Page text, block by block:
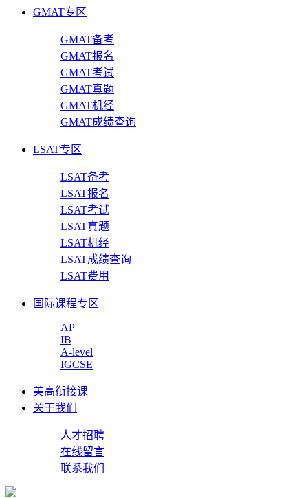
GMAT专区
GMAT备考
GMAT报名
GMAT考试
GMAT真题
GMAT机经
GMAT成绩查询
LSAT专区
LSAT备考
LSAT报名
LSAT考试
LSAT真题
LSAT机经
LSAT成绩查询
LSAT费用
国际课程专区
AP
IB
A-level
IGCSE
美高衔接课
关于我们
人才招聘
在线留言
联系我们